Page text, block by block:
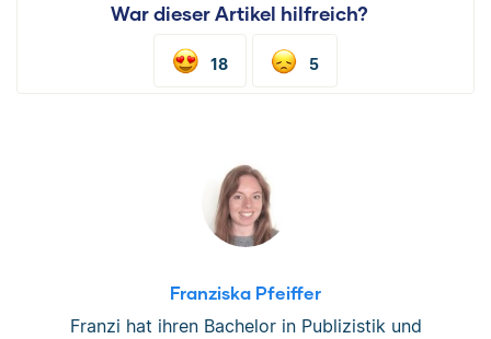
War dieser Artikel hilfreich?
18 5
Franziska Pfeiffer
Franzi hat ihren Bachelor in Publizistik und